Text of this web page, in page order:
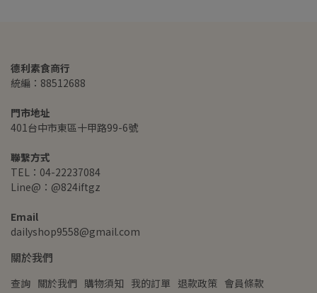
德利素食商行
統編：88512688
門市地址
401台中市東區十甲路99-6號
聯繫方式
TEL：04-22237084
Line@：@824iftgz
Email
dailyshop9558@gmail.com
關於我們
查詢 關於我們 購物須知 我的訂單 退款政策 會員條款